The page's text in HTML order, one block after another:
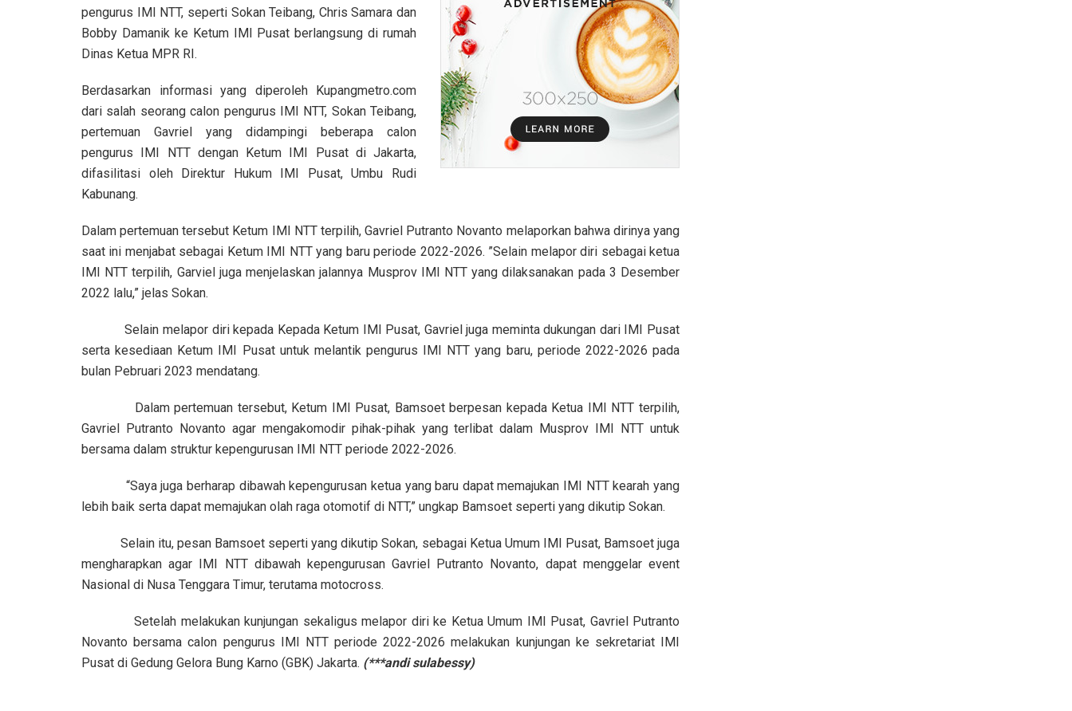
pengurus IMI NTT, seperti Sokan Teibang, Chris Samara dan
Bobby Damanik ke Ketum IMI Pusat berlangsung di rumah
Dinas Ketua MPR RI.
Berdasarkan informasi yang diperoleh Kupangmetro.com
dari salah seorang calon pengurus IMI NTT, Sokan Teibang,
pertemuan Gavriel yang didampingi beberapa calon
pengurus IMI NTT dengan Ketum IMI Pusat di Jakarta,
difasilitasi oleh Direktur Hukum IMI Pusat, Umbu Rudi
Kabunang.
Dalam pertemuan tersebut Ketum IMI NTT terpilih, Gavriel Putranto Novanto melaporkan bahwa dirinya yang
saat ini menjabat sebagai Ketum IMI NTT yang baru periode 2022-2026. ”Selain melapor diri sebagai ketua
IMI NTT terpilih, Garviel juga menjelaskan jalannya Musprov IMI NTT yang dilaksanakan pada 3 Desember
2022 lalu,” jelas Sokan.
Selain melapor diri kepada Kepada Ketum IMI Pusat, Gavriel juga meminta dukungan dari IMI Pusat
serta kesediaan Ketum IMI Pusat untuk melantik pengurus IMI NTT yang baru, periode 2022-2026 pada
bulan Pebruari 2023 mendatang.
Dalam pertemuan tersebut, Ketum IMI Pusat, Bamsoet berpesan kepada Ketua IMI NTT terpilih,
Gavriel Putranto Novanto agar mengakomodir pihak-pihak yang terlibat dalam Musprov IMI NTT untuk
bersama dalam struktur kepengurusan IMI NTT periode 2022-2026.
“Saya juga berharap dibawah kepengurusan ketua yang baru dapat memajukan IMI NTT kearah yang
lebih baik serta dapat memajukan olah raga otomotif di NTT,” ungkap Bamsoet seperti yang dikutip Sokan.
Selain itu, pesan Bamsoet seperti yang dikutip Sokan, sebagai Ketua Umum IMI Pusat, Bamsoet juga
mengharapkan agar IMI NTT dibawah kepengurusan Gavriel Putranto Novanto, dapat menggelar event
Nasional di Nusa Tenggara Timur, terutama motocross.
Setelah melakukan kunjungan sekaligus melapor diri ke Ketua Umum IMI Pusat, Gavriel Putranto
Novanto bersama calon pengurus IMI NTT periode 2022-2026 melakukan kunjungan ke sekretariat IMI
Pusat di Gedung Gelora Bung Karno (GBK) Jakarta. (***andi sulabessy)